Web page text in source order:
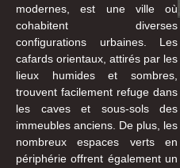
modernes, est une ville où
cohabitent diverses
configurations urbaines. Les
cafards orientaux, attirés par les
lieux humides et sombres,
trouvent facilement refuge dans
les caves et sous-sols des
immeubles anciens. De plus, les
nombreux espaces verts en
périphérie offrent également un